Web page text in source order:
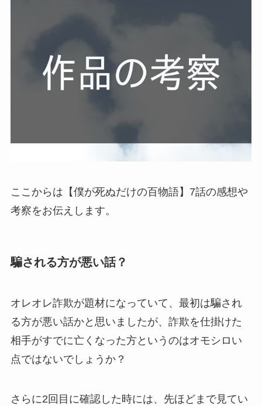
ここからは【僕が死ぬだけの百物語】7話の感想や
考察をお伝えします。
騙される方が悪い話？
オレオレ詐欺が題材になっていて、最初は騙され
る方が悪い話かと思いましたが、詐欺を仕掛けた
相手がすでに亡くなった方というのはオモシロい
点ではないでしょうか？
さらに2回目に確認した時には、先ほどまで見てい